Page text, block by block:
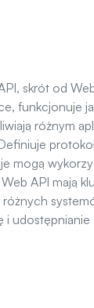
skrót od
funkcjonuje
różnym
mogą
API mają
różnych
i